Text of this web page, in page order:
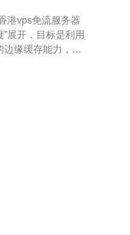
展开，目标是利用
缘缓存能力，减
VPS免